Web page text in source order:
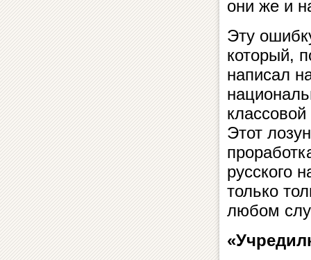
они же и
Эту
который,
написал
Этот
русского
только
любом